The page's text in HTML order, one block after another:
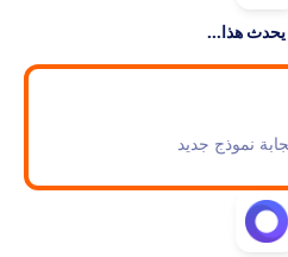
يحدث هذا...
نموذج جديد